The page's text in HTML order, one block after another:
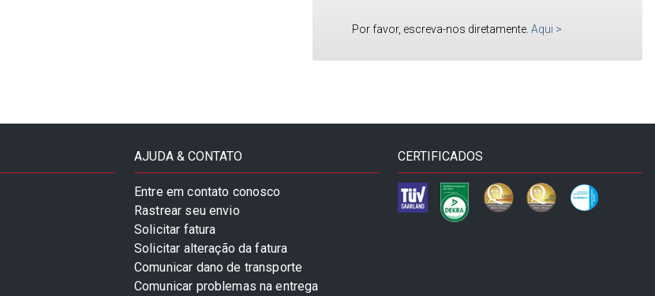
Por favor, escreva-nos diretamente. Aqui >
AJUDA & CONTATO
Entre em contato conosco
Rastrear seu envio
Solicitar fatura
Solicitar alteração da fatura
Comunicar dano de transporte
Comunicar problemas na entrega
CERTIFICADOS